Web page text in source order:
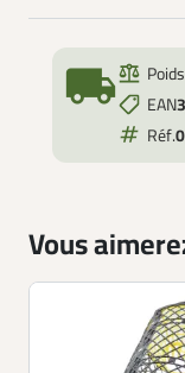
local_shipping
EAN
Réf.
Vous